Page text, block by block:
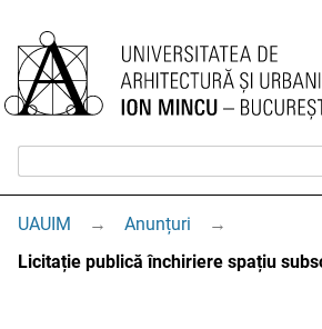
UAUIM → Anunțuri
→
Licitație publică închiriere spațiu